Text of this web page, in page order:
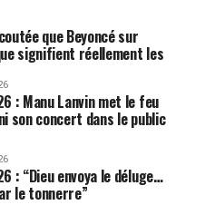
que Beyoncé sur
signifient réellement les
: Manu Lanvin met le feu
son concert dans le public
: “Dieu envoya le déluge…
le tonnerre”